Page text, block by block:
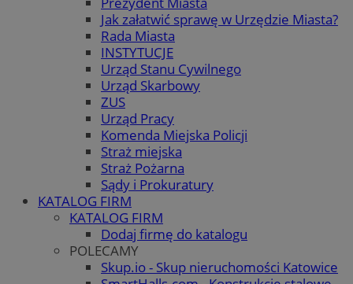
Jak załatwić sprawę w Urzędzie Miasta?
Rada Miasta
INSTYTUCJE
Urząd Stanu Cywilnego
Urząd Skarbowy
ZUS
Urząd Pracy
Komenda Miejska Policji
Straż miejska
Straż Pożarna
Sądy i Prokuratury
KATALOG FIRM
KATALOG FIRM
Dodaj firmę do katalogu
POLECAMY
Skup.io - Skup nieruchomości Katowice